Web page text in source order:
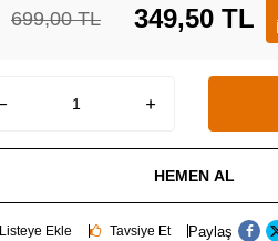
699,00TL 349,50 TL
HEMEN AL
Listeye Ekle Tavsiye Et Paylaş